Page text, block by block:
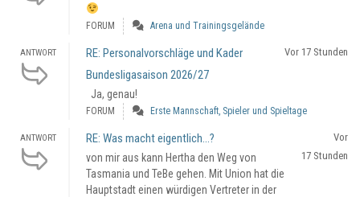
FORUM Arena und Trainingsgelände
ANTWORT
RE: Personalvorschläge und Kader
Bundesligasaison 2026/27
Ja, genau!
Vor 17 Stunden
FORUM Erste Mannschaft, Spieler und Spieltage
ANTWORT RE: Was macht eigentlich...?
von mir aus kann Hertha den Weg von
Tasmania und TeBe gehen. Mit Union hat die
Hauptstadt einen würdigen Vertreter in der
Vor
17 Stunden